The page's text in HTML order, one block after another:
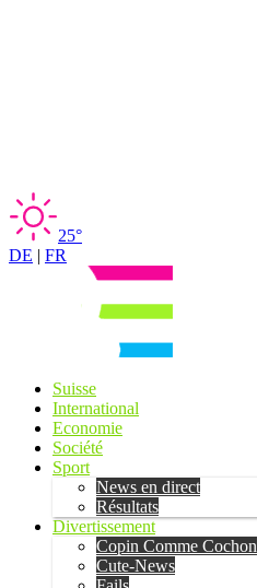
25°
DE | FR
Suisse
International
Economie
Société
Sport
News en direct
Résultats
Divertissement
Copin Comme Cochon
Cute-News